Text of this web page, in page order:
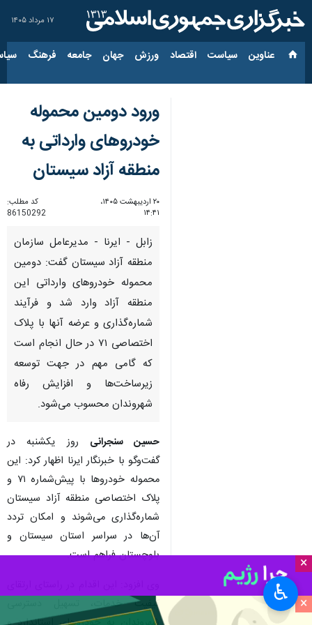
۱۷ مرداد ۱۴۰۵
عناوین‌ سیاست اقتصاد ورزش جهان جامعه فرهنگ
×
×
ورود دومین محموله
خودروهای وارداتی به
منطقه آزاد سیستان
۲۰ اردیبهشت ۱۴۰۵،
۱۴:۴۱
کد مطلب:
86150292
زابل - ایرنا - مدیرعامل سازمان
منطقه آزاد سیستان گفت: دومین
محموله خودروهای وارداتی این
منطقه آزاد وارد شد و فرآیند
شماره‌گذاری و عرضه آنها با پلاک
اختصاصی ۷۱ در حال انجام است
که گامی مهم در جهت توسعه
زیرساخت‌ها و افزایش رفاه
شهروندان محسوب می‌شود.
حسین سنجرانی روز یکشنبه در
گفت‌وگو با خبرنگار ایرنا اظهار کرد: این
محموله خودروها با پیش‌شماره ۷۱ و
پلاک اختصاصی منطقه آزاد سیستان
شماره‌گذاری می‌شوند و امکان تردد
آن‌ها در سراسر استان سیستان و
بلوچستان فراهم است.
کیفیت خدمات، تسهیل دسترسی
♿︎